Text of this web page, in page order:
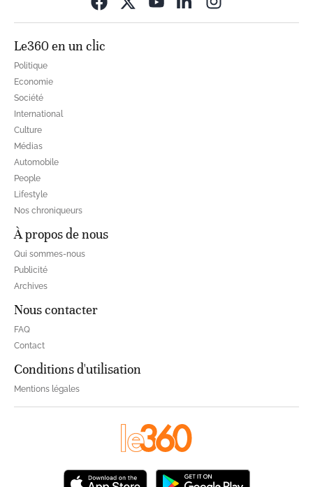
Le360 en un clic
Politique
Economie
Société
International
Culture
Médias
Automobile
People
Lifestyle
Nos chroniqueurs
À propos de nous
Qui sommes-nous
Publicité
Archives
Nous contacter
FAQ
Contact
Conditions d'utilisation
Mentions légales